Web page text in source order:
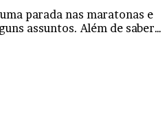
parada nas maratonas e
assuntos. Além de saber…